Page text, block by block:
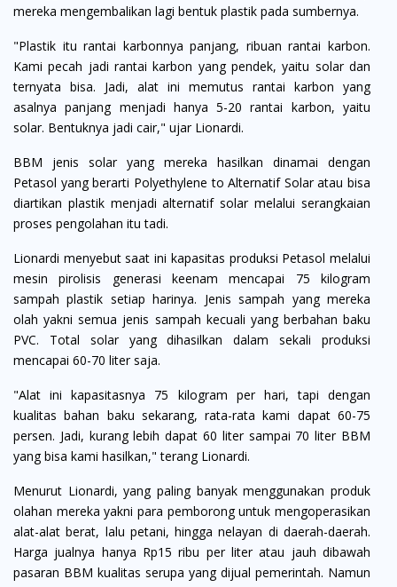
mereka mengembalikan lagi bentuk plastik pada sumbernya.
"Plastik itu rantai karbonnya panjang, ribuan rantai karbon.
Kami pecah jadi rantai karbon yang pendek, yaitu solar dan
ternyata bisa. Jadi, alat ini memutus rantai karbon yang
asalnya panjang menjadi hanya 5-20 rantai karbon, yaitu
solar. Bentuknya jadi cair," ujar Lionardi.
BBM jenis solar yang mereka hasilkan dinamai dengan
Petasol yang berarti Polyethylene to Alternatif Solar atau bisa
diartikan plastik menjadi alternatif solar melalui serangkaian
proses pengolahan itu tadi.
Lionardi menyebut saat ini kapasitas produksi Petasol melalui
mesin pirolisis generasi keenam mencapai 75 kilogram
sampah plastik setiap harinya. Jenis sampah yang mereka
olah yakni semua jenis sampah kecuali yang berbahan baku
PVC. Total solar yang dihasilkan dalam sekali produksi
mencapai 60-70 liter saja.
"Alat ini kapasitasnya 75 kilogram per hari, tapi dengan
kualitas bahan baku sekarang, rata-rata kami dapat 60-75
persen. Jadi, kurang lebih dapat 60 liter sampai 70 liter BBM
yang bisa kami hasilkan," terang Lionardi.
Menurut Lionardi, yang paling banyak menggunakan produk
olahan mereka yakni para pemborong untuk mengoperasikan
alat-alat berat, lalu petani, hingga nelayan di daerah-daerah.
Harga jualnya hanya Rp15 ribu per liter atau jauh dibawah
pasaran BBM kualitas serupa yang dijual pemerintah. Namun